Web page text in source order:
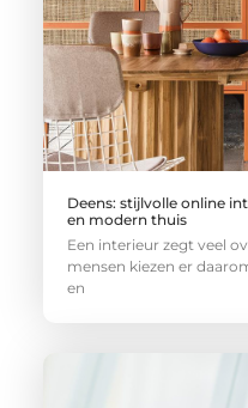
Deens: stijlvolle online
en modern thuis
Een interieur zegt veel
mensen kiezen er
en